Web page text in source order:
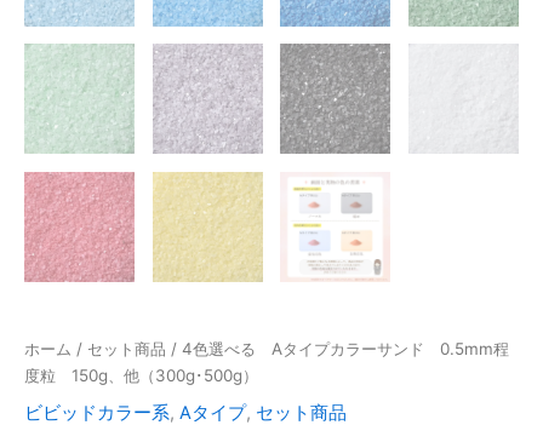
ホーム / セット商品 / 4色選べる Aタイプカラーサンド 0.5mm程
度粒 150g、他（300g･500g）
ビビッドカラー系, Aタイプ, セット商品